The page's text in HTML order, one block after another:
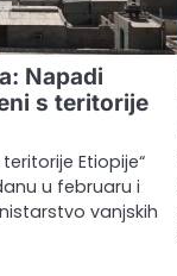
Napadi
s teritorije
Etiopije“
u februaru i
vanjskih